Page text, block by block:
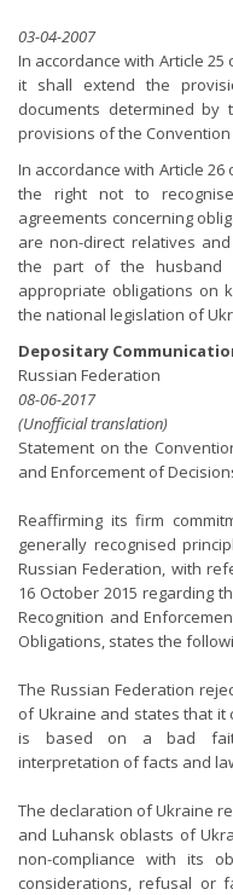
03-04-2007
In accordance with Article
it shall extend the
documents determined
provisions of the
In accordance with Article
the right not to
agreements concerning
are non-direct relatives
the part of the husband
appropriate obligations on
the national legislation of
Depositary
Russian Federation
08-06-2017
(Unofficial translation)
Statement on the
and Enforcement of
Reaffirming its firm
generally recognised
Russian Federation, with
16 October 2015 regarding
Recognition and
Obligations, states the
The Russian Federation
of Ukraine and states that
is based on a bad
interpretation of facts and
The declaration of Ukraine
and Luhansk oblasts of
non-compliance with its
considerations, refusal or